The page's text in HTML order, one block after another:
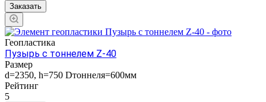
Заказать
Геопластика
Пузырь с тоннелем Z-40
Размер
d=2350, h=750 Dтоннеля=600мм
Рейтинг
5